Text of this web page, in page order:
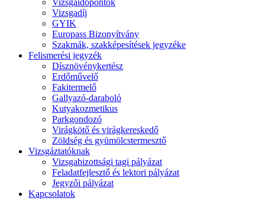
Vizsgaidőpontok
Vizsgadíj
GYIK
Europass Bizonyítvány
Szakmák, szakképesítések jegyzéke
Felismerési jegyzék
Dísznövénykertész
Erdőművelő
Fakitermelő
Gallyazó-daraboló
Kutyakozmetikus
Parkgondozó
Virágkötő és virágkereskedő
Zöldség és gyümölcstermesztő
Vizsgáztatóknak
Vizsgabizottsági tagi pályázat
Feladatfejlesztő és lektori pályázat
Jegyzői pályázat
Kapcsolatok